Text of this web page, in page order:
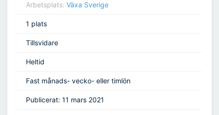
Arbetsplats: Växa Sverige
1 plats
Tillsvidare
Heltid
Fast månads- vecko- eller timlön
Publicerat: 11 mars 2021